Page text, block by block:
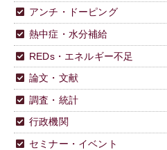
アンチ・ドーピング
熱中症・水分補給
REDs・エネルギー不足
論文・文献
調査・統計
行政機関
セミナー・イベント